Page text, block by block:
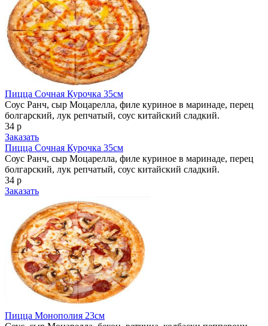
Пицца Сочная Курочка 35см
Соус Ранч, сыр Моцарелла, филе куриное в маринаде, перец
болгарский, лук репчатый, соус китайский сладкий.
34 р
Заказать
Пицца Сочная Курочка 35см
Соус Ранч, сыр Моцарелла, филе куриное в маринаде, перец
болгарский, лук репчатый, соус китайский сладкий.
34 р
Заказать
Пицца Монополия 23см